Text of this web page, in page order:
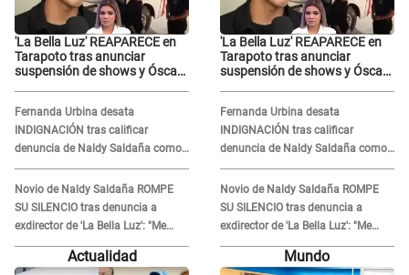
'La Bella Luz' REAPARECE en
Tarapoto tras anunciar
suspensión de shows y Óscar
Fernanda Urbina desata
INDIGNACIÓN tras calificar
denuncia de Naldy Saldaña como
'acto bochornoso': "No es justo
atacar a otra mujer"
Novio de Naldy Saldaña ROMPE
SU SILENCIO tras denuncia a
exdirector de 'La Bella Luz': "Me
basta con que ella esté bien"
'La Bella Luz' REAPARECE en
Tarapoto tras anunciar
suspensión de shows y Óscar
Fernanda Urbina desata
INDIGNACIÓN tras calificar
denuncia de Naldy Saldaña como
'acto bochornoso': "No es justo
atacar a otra mujer"
Novio de Naldy Saldaña ROMPE
SU SILENCIO tras denuncia a
exdirector de 'La Bella Luz': "Me
basta con que ella esté bien"
Actualidad Mundo